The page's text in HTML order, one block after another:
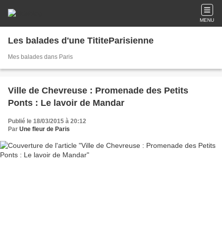
MENU
Les balades d'une TititeParisienne
Mes balades dans Paris
Ville de Chevreuse : Promenade des Petits
Ponts : Le lavoir de Mandar
Publié le 18/03/2015 à 20:12
Par Une fleur de Paris